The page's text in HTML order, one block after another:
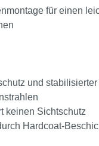
für einen
und
keinen Sichtschutz
Hardcoat-